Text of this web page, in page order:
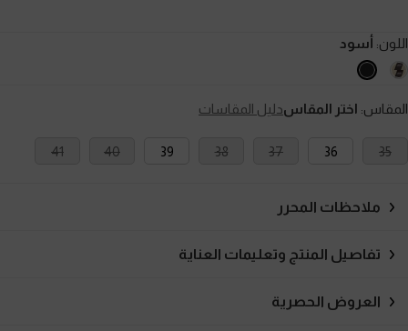
اللون: أسود
المقاس: اختر المقاسدليل المقاسات
35
36
37
38
39
40
41
ملاحظات المحرر
تفاصيل المنتج وتعليمات العناية
العروض الحصرية